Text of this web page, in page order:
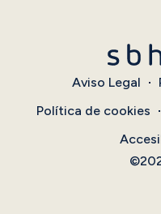
Aviso Legal
Política de cookies